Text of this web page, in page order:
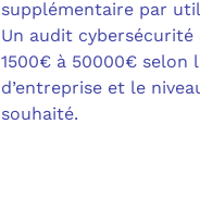
supplémentaire par
Un audit
1500€ à 50000€ selon
d’entreprise et le
souhaité.